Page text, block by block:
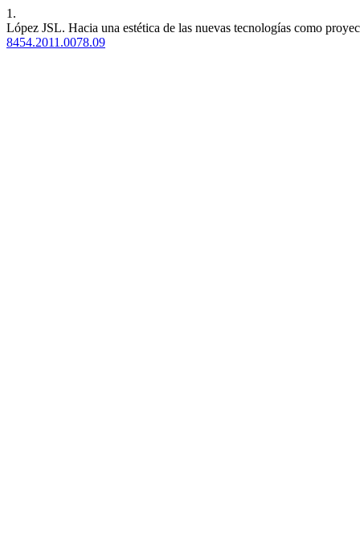
1.
López JSL. Hacia una estética de las nuevas tecnologías como
8454.2011.0078.09